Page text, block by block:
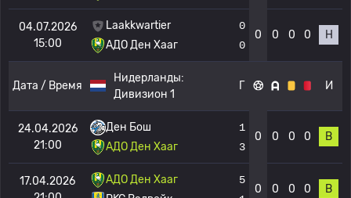
04.07.2026
15:00
Laakkwartier
АДО Ден Хааг
0
0
0 0 0 0 Н
Дата / Время
Нидерланды:
Дивизион 1
Г И
24.04.2026
21:00
Ден Бош
АДО Ден Хааг
1
3
0 0 0 0 В
17.04.2026
АДО Ден Хааг
5
0 0 0 0 В